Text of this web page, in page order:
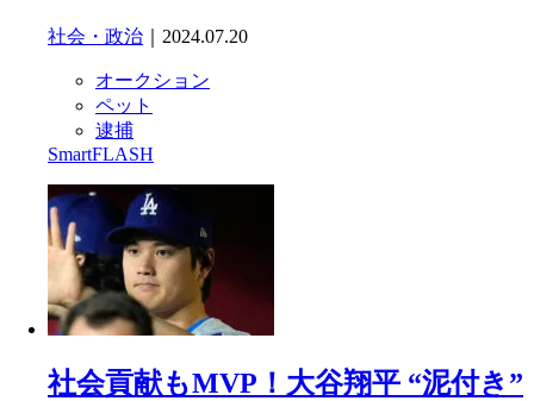
社会・政治 ｜2024.07.20
オークション
ペット
逮捕
SmartFLASH
社会貢献もMVP！大谷翔平 “泥付き”